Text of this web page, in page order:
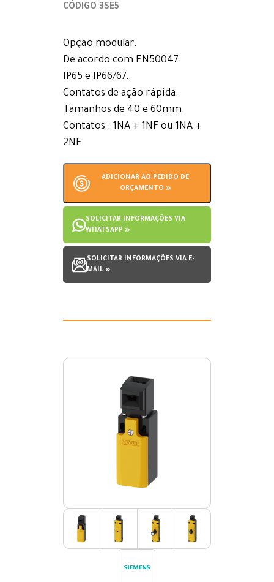
CÓDIGO 3SE5
Opção modular.
De acordo com EN50047.
IP65 e IP66/67.
Contatos de ação rápida.
Tamanhos de 40 e 60mm.
Contatos : 1NA + 1NF ou 1NA +
2NF.
ADICIONAR AO PEDIDO DE
ORÇAMENTO »
SOLICITAR INFORMAÇÕES VIA
WHATSAPP »
SOLICITAR INFORMAÇÕES VIA E-
MAIL »